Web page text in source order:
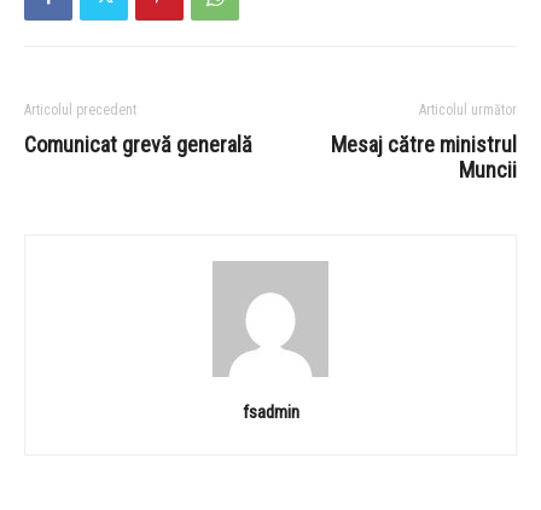
Articolul precedent
Comunicat grevă generală
Articolul următor
Mesaj către ministrul
Muncii
fsadmin